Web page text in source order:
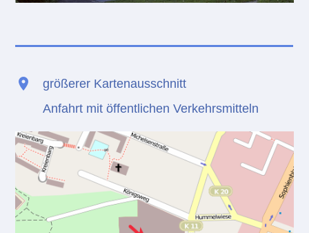
größerer Kartenausschnitt
Anfahrt mit öffentlichen Verkehrsmitteln